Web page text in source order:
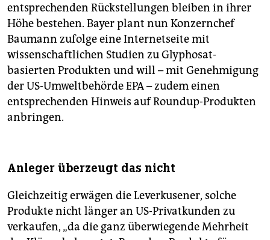
entsprechenden Rückstellungen bleiben in ihrer
Höhe bestehen. Bayer plant nun Konzernchef
Baumann zufolge eine Internetseite mit
wissenschaftlichen Studien zu Glyphosat-
basierten Produkten und will – mit Genehmigung
der US-Umweltbehörde EPA – zudem einen
entsprechenden Hinweis auf Roundup-Produkten
anbringen.
Anleger überzeugt das nicht
Gleichzeitig erwägen die Leverkusener, solche
Produkte nicht länger an US-Privatkunden zu
verkaufen, „da die ganz überwiegende Mehrheit